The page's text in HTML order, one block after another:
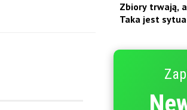
Zbiory trwają,
Taka jest